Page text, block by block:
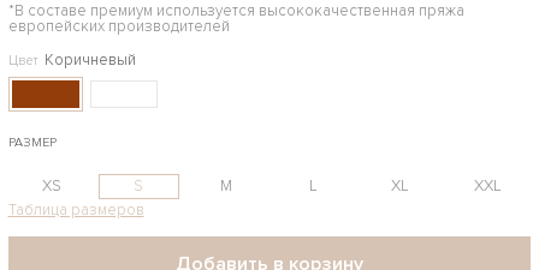
*В составе премиум используется высококачественная пряжа
европейских производителей
Цвет Коричневый
РАЗМЕР
XS S M L XL
XXL
Таблица размеров
Добавить в корзину